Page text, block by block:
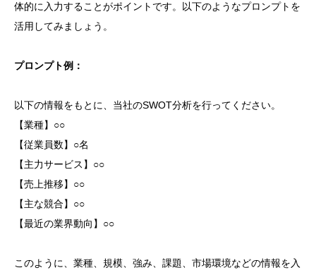
体的に入力することがポイントです。以下のようなプロンプトを
活用してみましょう。
プロンプト例：
以下の情報をもとに、当社のSWOT分析を行ってください。
【業種】○○
【従業員数】○名
【主力サービス】○○
【売上推移】○○
【主な競合】○○
【最近の業界動向】○○
このように、業種、規模、強み、課題、市場環境などの情報を入